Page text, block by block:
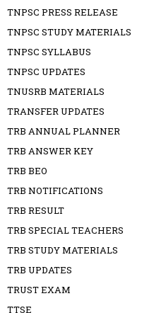
TNPSC PRESS RELEASE
TNPSC STUDY MATERIALS
TNPSC SYLLABUS
TNPSC UPDATES
TNUSRB MATERIALS
TRANSFER UPDATES
TRB ANNUAL PLANNER
TRB ANSWER KEY
TRB BEO
TRB NOTIFICATIONS
TRB RESULT
TRB SPECIAL TEACHERS
TRB STUDY MATERIALS
TRB UPDATES
TRUST EXAM
TTSE